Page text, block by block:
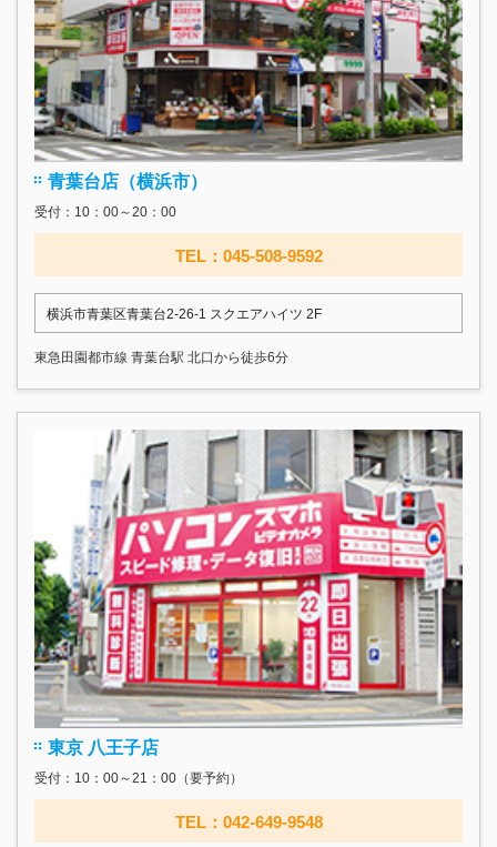
青葉台店（横浜市）
受付：10：00～20：00
TEL：045-508-9592
横浜市青葉区青葉台2-26-1 スクエアハイツ 2F
東急田園都市線 青葉台駅 北口から徒歩6分
東京 八王子店
受付：10：00～21：00（要予約）
TEL：042-649-9548